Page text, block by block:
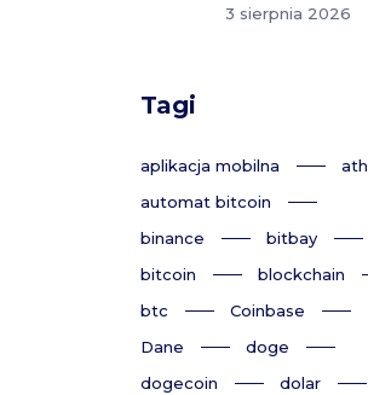
3 sierpnia 2026
Tagi
aplikacja mobilna
ath
automat bitcoin
binance
bitbay
bitcoin
blockchain
btc
Coinbase
Dane
doge
dogecoin
dolar